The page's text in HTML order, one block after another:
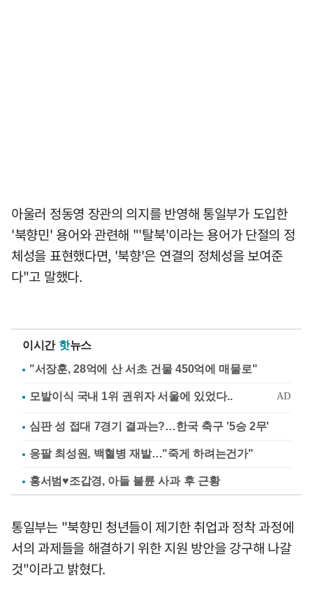
아울러 정동영 장관의 의지를 반영해 통일부가 도입한
'북향민' 용어와 관련해 "'탈북'이라는 용어가 단절의 정
체성을 표현했다면, '북향'은 연결의 정체성을 보여준
다"고 말했다.
이시간 핫뉴스
"서장훈, 28억에 산 서초 건물 450억에 매물로"
심판 성 접대 7경기 결과는?…한국 축구 '5승 2무'
응팔 최성원, 백혈병 재발…"죽게 하려는건가"
홍서범♥조갑경, 아들 불륜 사과 후 근황
통일부는 "북향민 청년들이 제기한 취업과 정착 과정에
서의 과제들을 해결하기 위한 지원 방안을 강구해 나갈
것"이라고 밝혔다.